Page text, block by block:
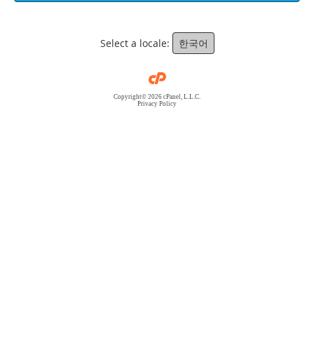
Select a locale: 한국어
Copyright© 2026 cPanel, L.L.C.
Privacy Policy